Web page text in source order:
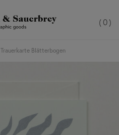
0
Trauerkarte Blätterbogen